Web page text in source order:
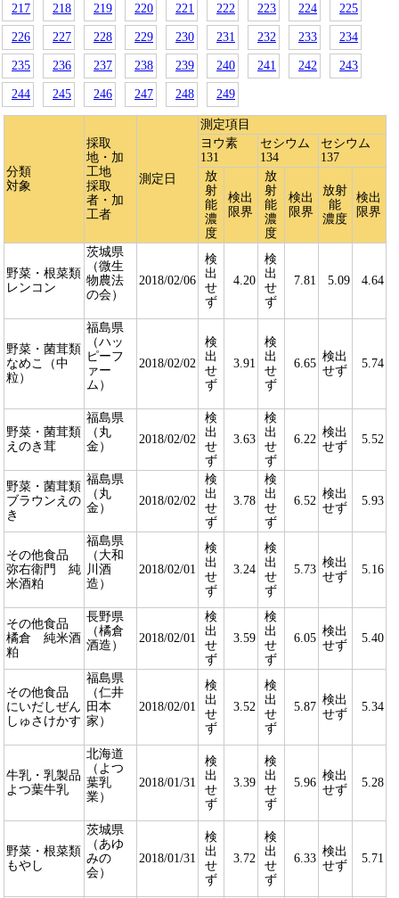
217 218 219 220 221 222 223 224 225
226 227 228 229 230 231 232 233 234
235 236 237 238 239 240 241 242 243
244 245 246 247 248 249
分類
対象
採取
地・加
工地
採取
者・加
工者
測定日
測定項目
ヨウ素
131
セシウム
134
セシウム
137
放
射
能
濃
度
検出
限界
放
射
能
濃
度
検出
限界
放射
能
濃度
検出
限界
野菜・根菜類
レンコン
茨城県
（微生
物農法
の会）
2018/02/06
検
出
せ
ず
4.20
検
出
せ
ず
7.81 5.09 4.64
野菜・菌茸類
なめこ（中
粒）
福島県
（ハッ
ピーフ
ァー
ム）
2018/02/02
検
出
せ
ず
3.91
検
出
せ
ず
6.65
検出
せず
5.74
野菜・菌茸類
えのき茸
福島県
（丸
金）
2018/02/02
検
出
せ
ず
3.63
検
出
せ
ず
6.22
検出
せず
5.52
野菜・菌茸類
ブラウンえの
き
福島県
（丸
金）
2018/02/02
検
出
せ
ず
3.78
検
出
せ
ず
6.52
検出
せず
5.93
その他食品
弥右衛門 純
米酒粕
福島県
（大和
川酒
造）
2018/02/01
検
出
せ
ず
3.24
検
出
せ
ず
5.73
検出
せず
5.16
その他食品
橘倉 純米酒
粕
長野県
（橘倉
酒造）
2018/02/01
検
出
せ
ず
3.59
検
出
せ
ず
6.05
検出
せず
5.40
その他食品
にいだしぜん
しゅさけかす
福島県
（仁井
田本
家）
2018/02/01
検
出
せ
ず
3.52
検
出
せ
ず
5.87
検出
せず
5.34
牛乳・乳製品
よつ葉牛乳
北海道
（よつ
葉乳
業）
2018/01/31
検
出
せ
ず
3.39
検
出
せ
ず
5.96
検出
せず
5.28
野菜・根菜類
もやし
茨城県
（あゆ
みの
会）
2018/01/31
検
出
せ
ず
3.72
検
出
せ
ず
6.33
検出
せず
5.71